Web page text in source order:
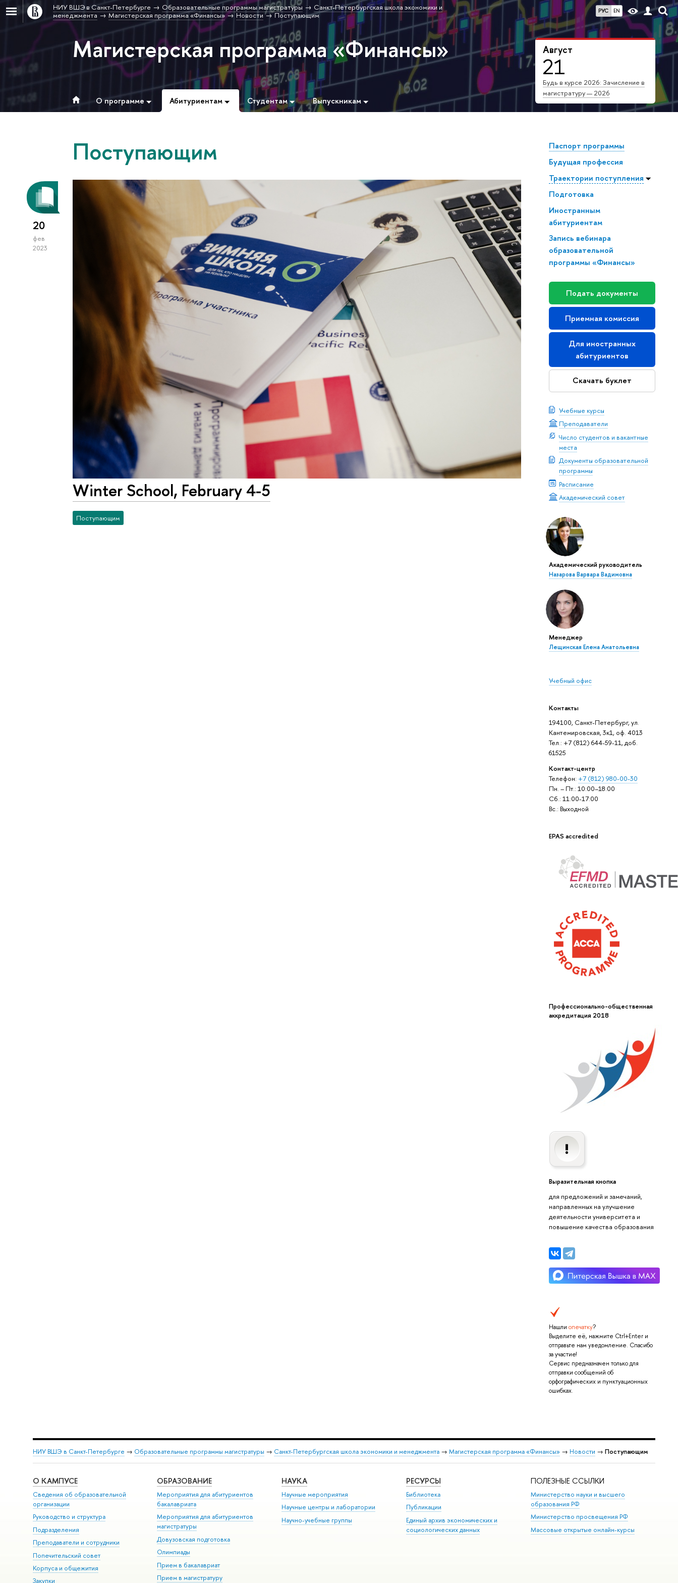
РУС EN
НИУ ВШЭ в Санкт-Петербурге Образовательные программы магистратуры
Санкт-Петербургская школа экономики и
менеджмента
Магистерская программа «Финансы» Новости Поступающим
Август
21
Будь в курсе 2026: Зачисление в
магистратуру — 2026
Магистерская программа «Финансы»
О программе Абитуриентам Студентам Выпускникам
Паспорт программы
Будущая профессия
Траектории поступления
Подготовка
Иностранным
абитуриентам
Запись вебинара
образовательной
программы «Финансы»
Подать документы
Приемная комиссия
Для иностранных
абитуриентов
Скачать буклет
Учебные курсы
Преподаватели
Число студентов и вакантные
места
Документы образовательной
программы
Расписание
Академический совет
Академический руководитель
Назарова Варвара Вадимовна
Менеджер
Лещинская Елена Анатольевна
Учебный офис
Контакты
194100, Санкт-Петербург, ул.
Кантемировская, 3к1, оф. 4013
Тел.: +7 (812) 644-59-11, доб.
61525
Контакт-центр
Телефон: +7 (812) 980-00-30
Пн. – Пт.: 10:00–18:00
Сб.: 11:00-17:00
Вс.: Выходной
EPAS accredited
Профессионально-общественная
аккредитация 2018
Выразительная кнопка
для предложений и замечаний,
направленных на улучшение
деятельности университета и
повышение качества образования
Нашли опечатку?
Выделите её, нажмите Ctrl+Enter и
отправьте нам уведомление. Спасибо
за участие!
Сервис предназначен только для
отправки сообщений об
орфографических и пунктуационных
ошибках.
Поступающим
20
фев
2023
Winter School, February 4-5
Поступающим
НИУ ВШЭ в Санкт-Петербурге → Образовательные программы магистратуры → Санкт-Петербургская школа экономики и менеджмента→ Магистерская программа «Финансы» → Новости → Поступающим
О КАМПУСЕ
Сведения об образовательной
организации
Руководство и структура
Подразделения
Преподаватели и сотрудники
Попечительский совет
Корпуса и общежития
Закупки
ОБРАЗОВАНИЕ
Мероприятия для абитуриентов
бакалавриата
Мероприятия для абитуриентов
магистратуры
Довузовская подготовка
Олимпиады
Прием в бакалавриат
Прием в магистратуру
НАУКА
Научные мероприятия
Научные центры и лаборатории
Научно-учебные группы
РЕСУРСЫ
Библиотека
Публикации
Единый архив экономических и
социологических данных
ПОЛЕЗНЫЕ ССЫЛКИ
Министерство науки и высшего
образования РФ
Министерство просвещения РФ
Массовые открытые онлайн-курсы